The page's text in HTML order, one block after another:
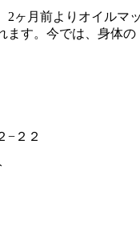
2ヶ月前よりオイル
す。今では、身体
−２２